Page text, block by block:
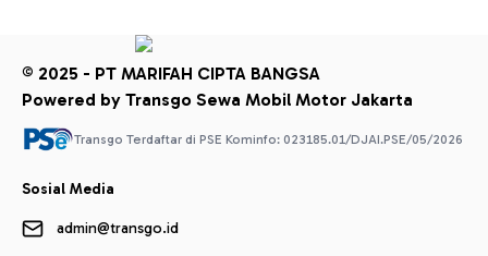
© 2025 - PT MARIFAH CIPTA BANGSA
Powered by Transgo Sewa Mobil Motor Jakarta
Transgo Terdaftar di PSE Kominfo: 023185.01/DJAI.PSE/05/2026
Sosial Media
admin@transgo.id